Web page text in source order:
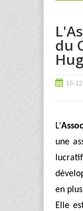
du
16-
L’
une
en
Elle